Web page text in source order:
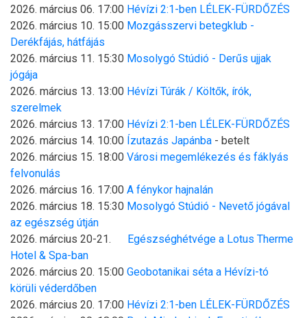
2026. március 06. 17:00 Hévízi 2:1-ben LÉLEK-FÜRDŐZÉS
2026. március 10. 15:00 Mozgásszervi betegklub -
Derékfájás, hátfájás
2026. március 11. 15:30 Mosolygó Stúdió - Derűs ujjak
jógája
2026. március 13. 13:00 Hévízi Túrák / Költők, írók,
szerelmek
2026. március 13. 17:00 Hévízi 2:1-ben LÉLEK-FÜRDŐZÉS
2026. március 14. 10:00 Ízutazás Japánba - betelt
2026. március 15. 18:00 Városi megemlékezés és fáklyás
felvonulás
2026. március 16. 17:00 A fénykor hajnalán
2026. március 18. 15:30 Mosolygó Stúdió - Nevető jógával
az egészség útján
2026. március 20-21. Egészséghétvége a Lotus Therme
Hotel & Spa-ban
2026. március 20. 15:00 Geobotanikai séta a Hévízi-tó
körüli véderdőben
2026. március 20. 17:00 Hévízi 2:1-ben LÉLEK-FÜRDŐZÉS